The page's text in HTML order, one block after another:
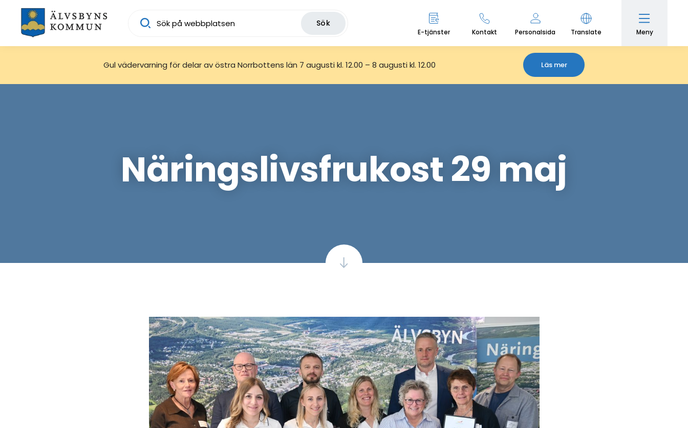
Sök
E-tjänster Kontakt Personalsida Translate Meny
Gul vädervarning för delar av östra Norrbottens län 7 augusti kl. 12.00 – 8 augusti kl. 12.00 Läs mer
Näringslivsfrukost 29 maj